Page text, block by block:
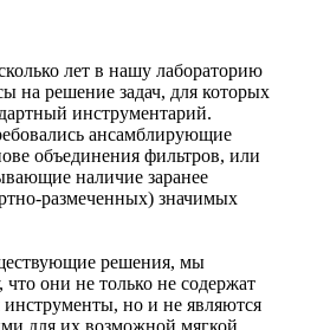
лет в нашу лабораторию
на решение задач, для которых
инструментарий.
ансамблирующие
объединения фильтров, или
наличие заранее
размеченных) значимых
решения, мы
они не только не содержат
но и не являются